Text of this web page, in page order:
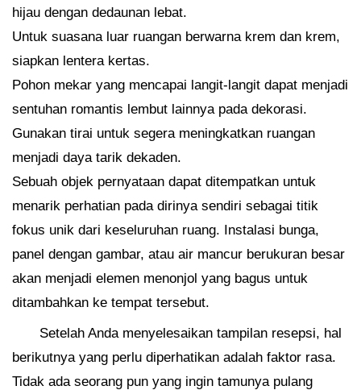
hijau dengan dedaunan lebat.
Untuk suasana luar ruangan berwarna krem dan krem,
siapkan lentera kertas.
Pohon mekar yang mencapai langit-langit dapat menjadi
sentuhan romantis lembut lainnya pada dekorasi.
Gunakan tirai untuk segera meningkatkan ruangan
menjadi daya tarik dekaden.
Sebuah objek pernyataan dapat ditempatkan untuk
menarik perhatian pada dirinya sendiri sebagai titik
fokus unik dari keseluruhan ruang. Instalasi bunga,
panel dengan gambar, atau air mancur berukuran besar
akan menjadi elemen menonjol yang bagus untuk
ditambahkan ke tempat tersebut.
Setelah Anda menyelesaikan tampilan resepsi, hal
berikutnya yang perlu diperhatikan adalah faktor rasa.
Tidak ada seorang pun yang ingin tamunya pulang